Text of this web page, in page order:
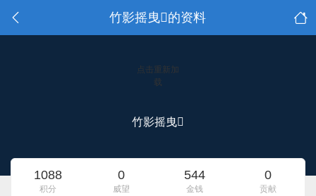
竹影摇曳的资料
点击重新加
载
竹影摇曳
1088
积分
0
威望
544
金钱
0
贡献